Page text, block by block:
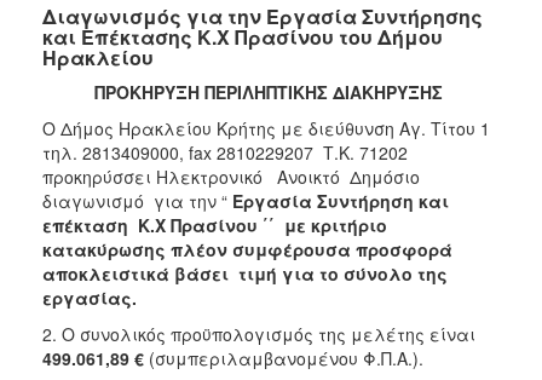
2023
2022
2021
2020
2019
2018
2017
2016
2013
Διαγωνισμός για την Εργασία Συντήρησης
και Επέκτασης Κ.Χ Πρασίνου του Δήμου
Ηρακλείου
ΠΡΟΚΗΡΥΞΗ ΠΕΡΙΛΗΠΤΙΚΗΣ ΔΙΑΚΗΡΥΞΗΣ
Ο Δήμος Ηρακλείου Κρήτης με διεύθυνση Αγ. Τίτου 1
τηλ. 2813409000, fax 2810229207 Τ.Κ. 71202
προκηρύσσει Ηλεκτρονικό Ανοικτό Δημόσιο
διαγωνισμό για την “ Εργασία Συντήρηση και
επέκταση Κ.Χ Πρασίνου ΄΄ με κριτήριο
κατακύρωσης πλέον συμφέρουσα προσφορά
αποκλειστικά βάσει τιμή για το σύνολο της
εργασίας.
2. Ο συνολικός προϋπολογισμός της μελέτης είναι
499.061,89 € (συμπεριλαμβανομένου Φ.Π.Α.).